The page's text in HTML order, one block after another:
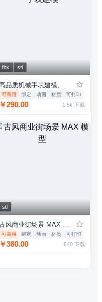
fbx stl
可商用 绑定 动画 材质 可打印
￥290.00 1.5k 下载
stl
可商用 绑定 动画 材质 可打印
￥380.00 640 下载